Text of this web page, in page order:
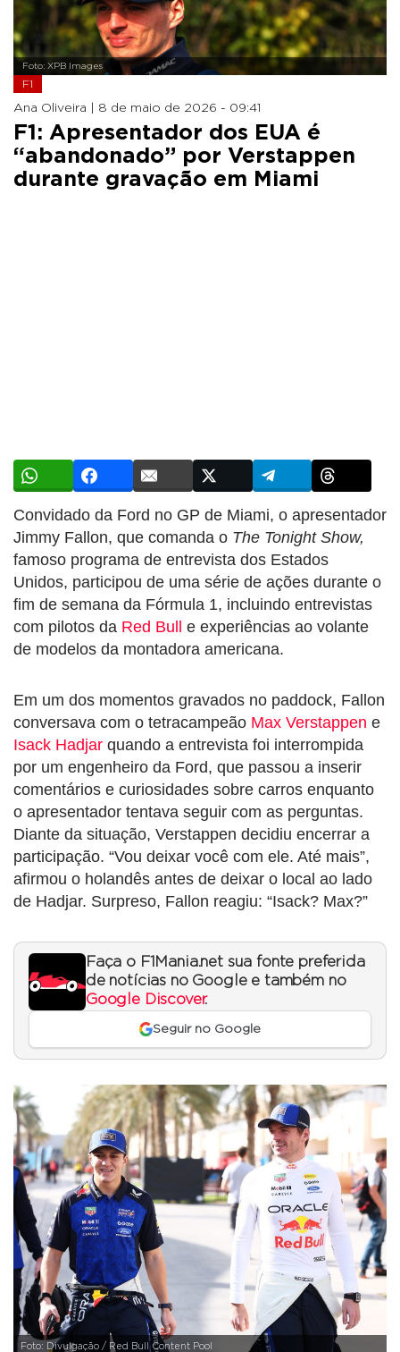
Foto: XPB Images
F1
Ana Oliveira | 8 de maio de 2026 - 09:41
F1: Apresentador dos EUA é
“abandonado” por Verstappen
durante gravação em Miami
Convidado da Ford no GP de Miami, o apresentador
Jimmy Fallon, que comanda o The Tonight Show,
famoso programa de entrevista dos Estados
Unidos, participou de uma série de ações durante o
fim de semana da Fórmula 1, incluindo entrevistas
com pilotos da Red Bull e experiências ao volante
de modelos da montadora americana.
Em um dos momentos gravados no paddock, Fallon
conversava com o tetracampeão Max Verstappen e
Isack Hadjar quando a entrevista foi interrompida
por um engenheiro da Ford, que passou a inserir
comentários e curiosidades sobre carros enquanto
o apresentador tentava seguir com as perguntas.
Diante da situação, Verstappen decidiu encerrar a
participação. “Vou deixar você com ele. Até mais”,
afirmou o holandês antes de deixar o local ao lado
de Hadjar. Surpreso, Fallon reagiu: “Isack? Max?”
Faça o F1Mania.net sua fonte preferida
de notícias no Google e também no
Google Discover.
Seguir no Google
Foto: Divulgação / Red Bull Content Pool